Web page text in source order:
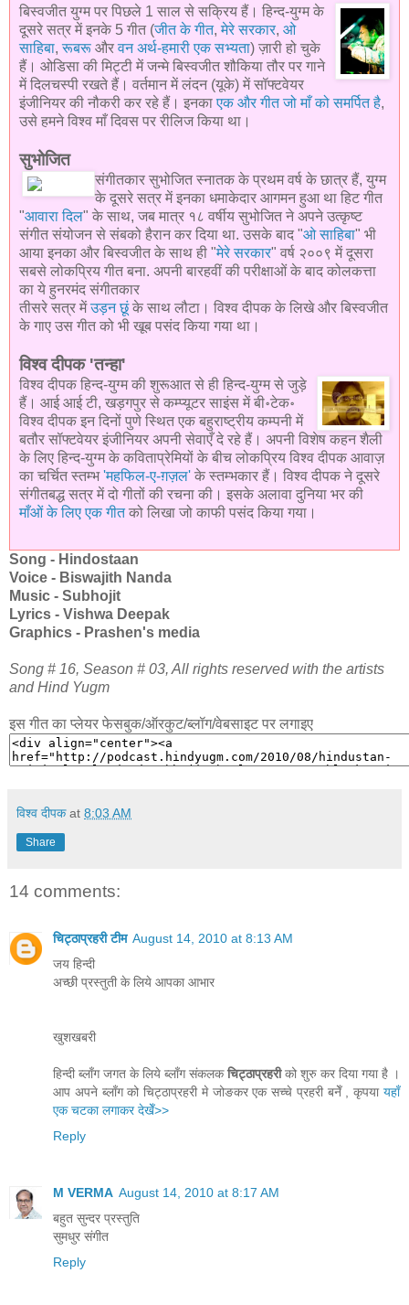
बिस्वजीत युग्म पर पिछले 1 साल से सक्रिय हैं। हिन्द-युग्म के
दूसरे सत्र में इनके 5 गीत (जीत के गीत,मेरे सरकार, ओ
साहिबा,रूबरू औरवन अर्थ-हमारी एक सभ्यता) ज़ारी हो चुके
हैं। ओडिसा की मिट्टी में जन्मे बिस्वजीत शौकिया तौर पर गाने
में दिलचस्पी रखते हैं। वर्तमान में लंदन (यूके) में सॉफ्टवेयर
इंजीनियर की नौकरी कर रहे हैं। इनकाएक और गीत जो माँ को समर्पित है,
उसे हमने विश्व माँ दिवस पर रीलिज किया था।
सुभोजित
संगीतकार सुभोजित स्नातक के प्रथम वर्ष के छात्र हैं, युग्म
के दूसरे सत्र में इनका धमाकेदार आगमन हुआ था हिट गीत
"आवारा दिल" के साथ, जब मात्र १८ वर्षीय सुभोजित ने अपने उत्कृष्ट
संगीत संयोजन से संबको हैरान कर दिया था. उसके बाद "ओ साहिबा" भी
आया इनका और बिस्वजीत के साथ ही "मेरे सरकार" वर्ष २००९ में दूसरा
सबसे लोकप्रिय गीत बना. अपनी बारहवीं की परीक्षाओं के बाद कोलकत्ता
का ये हुनरमंद संगीतकार
तीसरे सत्र मेंउड़न छूंके साथ लौटा। विश्व दीपक के लिखे और बिस्वजीत
के गाए उस गीत को भी खूब पसंद किया गया था।
विश्व दीपक 'तन्हा'
विश्व दीपक हिन्द-युग्म की शुरूआत से ही हिन्द-युग्म से जुड़े
हैं। आई आई टी, खड़गपुर से कम्प्यूटर साइंस में बी॰टेक॰
विश्व दीपक इन दिनों पुणे स्थित एक बहुराष्ट्रीय कम्पनी में
बतौर सॉफ्टवेयर इंजीनियर अपनी सेवाएँ दे रहे हैं। अपनी विशेष कहन शैली
के लिए हिन्द-युग्म के कविताप्रेमियों के बीच लोकप्रिय विश्व दीपक आवाज़
का चर्चित स्तम्भ'महफिल-ए-ग़ज़ल' के स्तम्भकार हैं। विश्व दीपक ने दूसरे
संगीतबद्ध सत्र में दो गीतों की रचना की। इसके अलावा दुनिया भर की
माँओं के लिए एक गीतको लिखा जो काफी पसंद किया गया।
Song - Hindostaan
Voice - Biswajith Nanda
Music - Subhojit
Lyrics - Vishwa Deepak
Graphics - Prashen's media
Song # 16, Season # 03, All rights reserved with the artists
and Hind Yugm
इस गीत का प्लेयर फेसबुक/ऑरकुट/ब्लॉग/वेबसाइट पर लगाइए
विश्व दीपक at 8:03 AM
Share
14 comments:
चिट्ठाप्रहरी टीम August 14, 2010 at 8:13 AM
जय हिन्दी
अच्छी प्रस्तुती के लिये आपका आभार
खुशखबरी
हिन्दी ब्लाँग जगत के लिये ब्लाँग संकलकचिट्ठाप्रहरीको शुरु कर दिया गया है ।
आप अपने ब्लाँग को चिट्ठाप्रहरी मे जोङकर एक सच्चे प्रहरी बनेँ , कृपया यहाँ
एक चटका लगाकर देखेँ>>
Reply
M VERMA August 14, 2010 at 8:17 AM
बहुत सुन्दर प्रस्तुति
सुमधुर संगीत
Reply